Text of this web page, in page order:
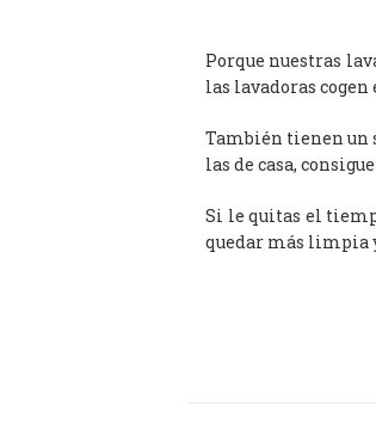
Porque nuestras
las lavadoras cogen
También tienen un
las de casa,
Si le quitas el
quedar más limpia